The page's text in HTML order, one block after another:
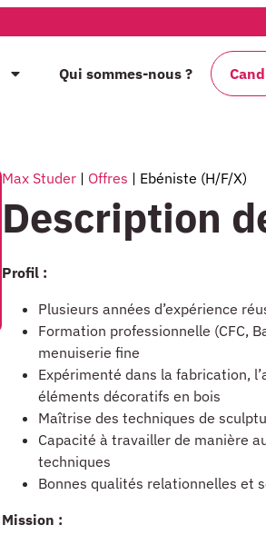
Qui sommes-nous ?
Max Studer | Offres | Ebéniste (H/F/X)
Description
Profil :
Plusieurs années d’expérience
Formation professionnelle (CFC,
menuiserie fine
Expérimenté dans la fabrication,
éléments décoratifs en bois
Maîtrise des techniques de
Capacité à travailler de manière
techniques
Bonnes qualités relationnelles et
Mission :